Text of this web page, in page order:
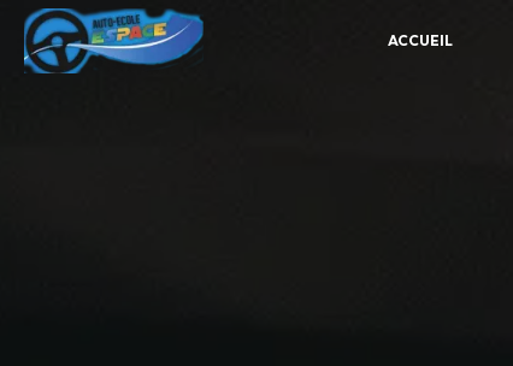
ACCUEIL
Panneau de gestion des cookies